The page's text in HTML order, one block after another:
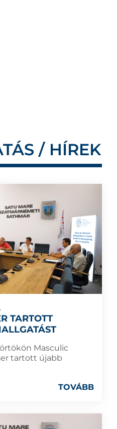
/ HÍREK
TARTOTT
Masculic
tartott újabb
TOVÁBB